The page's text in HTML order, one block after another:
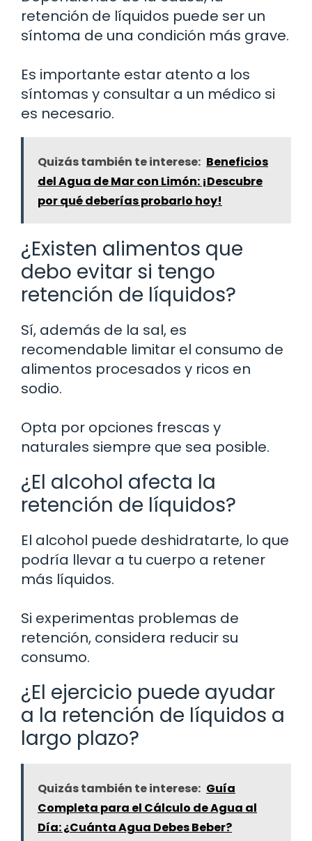
retención de líquidos puede ser un
síntoma de una condición más grave.
Es importante estar atento a los
síntomas y consultar a un médico si
es necesario.
Quizás también te interese: Beneficios
del Agua de Mar con Limón: ¡Descubre
por qué deberías probarlo hoy!
¿Existen alimentos que
debo evitar si tengo
retención de líquidos?
Sí, además de la sal, es
recomendable limitar el consumo de
alimentos procesados y ricos en
sodio.
Opta por opciones frescas y
naturales siempre que sea posible.
¿El alcohol afecta la
retención de líquidos?
El alcohol puede deshidratarte, lo que
podría llevar a tu cuerpo a retener
más líquidos.
Si experimentas problemas de
retención, considera reducir su
consumo.
¿El ejercicio puede ayudar
a la retención de líquidos a
largo plazo?
Quizás también te interese: Guía
Completa para el Cálculo de Agua al
Día: ¿Cuánta Agua Debes Beber?